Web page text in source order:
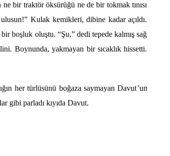
ne bir traktöröksürüğü ne de bir tokmak tınısı
Kulak kemikleri, dibine kadar açıldı.
bir boşluk oluştu. “Şu,” dedi tepede kalmış sağ
Boynunda, yakmayan bir sıcaklık hissetti.
n her türlüsünü boğaza saymayan Davut’un
gibi parladı kıyıda Davut.